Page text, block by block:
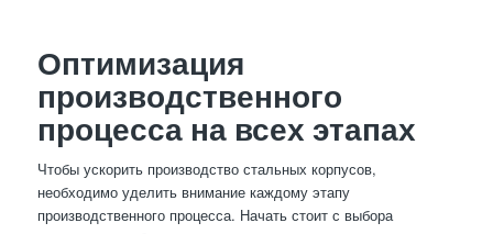
Оптимизация
производственного
процесса на всех этапах
Чтобы ускорить производство стальных корпусов,
необходимо уделить внимание каждому этапу
производственного процесса. Начать стоит с выбора